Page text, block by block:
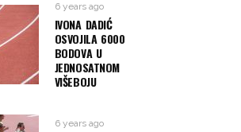
6 years ago
IVONA DADIĆ
OSVOJILA 6000
BODOVA U
JEDNOSATNOM
VIŠEBOJU
6 years ago